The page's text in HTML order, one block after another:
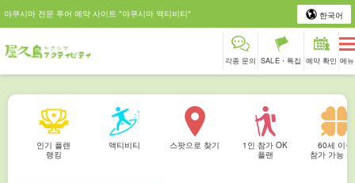
야쿠시마 전문 투어 예약 사이트 "야쿠시마 액티비티" 한국어
각종 문의 SALE・특집 예약 확인 메뉴
인기 플랜
랭킹
액티비티 스팟으로 찾기
1인 참가 OK
플랜
60세 이상
참가 가능